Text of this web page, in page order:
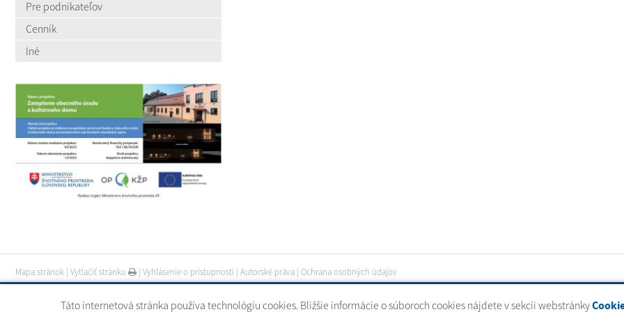
Táto internetová stránka používa technológiu cookies. Bližšie informácie o súboroch cookies nájdete v sekcii webstránky
Pre podnikateľov
Cenník
Iné
Mapa stránok| Vytlačiť stránku | Vyhlásenie o prístupnosti | Autorské práva| Ochrana osobných údajov
CMS systém (redakčný) systém ECHELON 2 |web portál|webhosting|webex.digital|domény|registrácia domény|spoločnosť webex.digital